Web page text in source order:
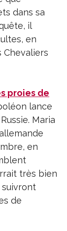
dans sa
il
en
Chevaliers
proies de
lance
Maria
en
très bien
suivront
de